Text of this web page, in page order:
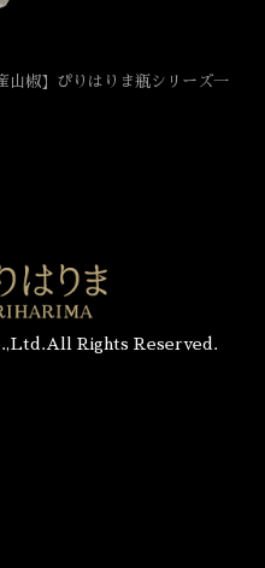
山椒】ぴりはりま瓶シリーズ一
Rights Reserved.